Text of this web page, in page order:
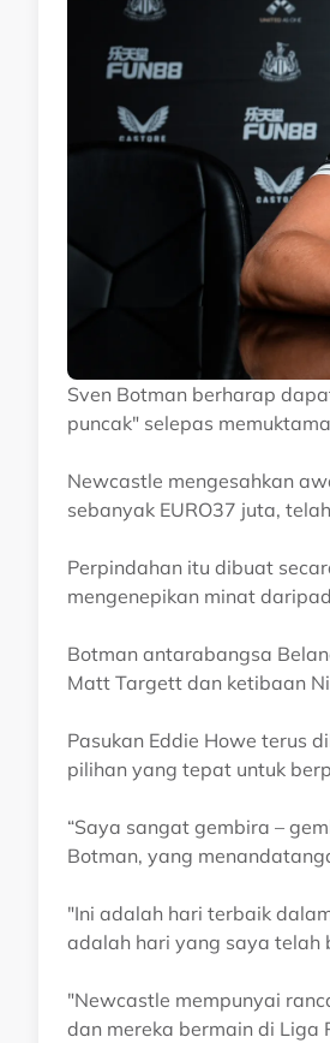
Sven Botman berharap
puncak" selepas
Newcastle mengesahkan
sebanyak EURO37 juta,
Perpindahan itu dibuat
mengenepikan minat
Botman antarabangsa
Matt Targett dan ketibaan
Pasukan Eddie Howe terus
pilihan yang tepat untuk
“Saya sangat gembira –
Botman, yang
"Ini adalah hari terbaik
adalah hari yang saya telah
"Newcastle mempunyai
dan mereka bermain di Liga